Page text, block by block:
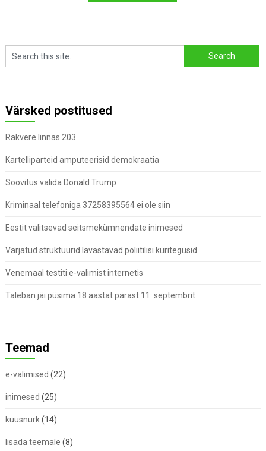
Värsked postitused
Rakvere linnas 203
Kartelliparteid amputeerisid demokraatia
Soovitus valida Donald Trump
Kriminaal telefoniga 37258395564 ei ole siin
Eestit valitsevad seitsmekümnendate inimesed
Varjatud struktuurid lavastavad poliitilisi kuritegusid
Venemaal testiti e-valimist internetis
Taleban jäi püsima 18 aastat pärast 11. septembrit
Teemad
e-valimised (22)
inimesed (25)
kuusnurk(14)
lisada teemale (8)